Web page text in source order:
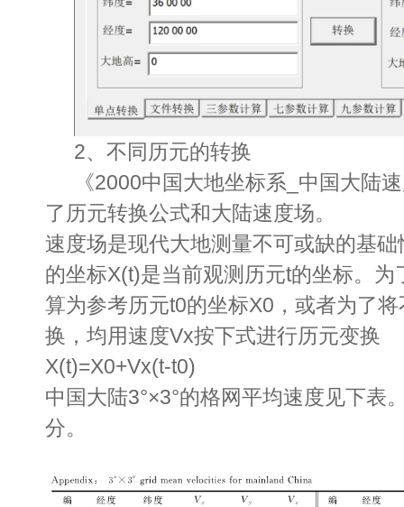
2、 不同历元的转换
《2000中国大地坐标系_中国大陆
了历元转换公式和大陆速度场。
速度场是现代大地测量不可或缺的基
的坐标X(t)是当前观测历元t的坐标。
算为参考历元t0的坐标X0，或者为了
换，均用速度Vx按下式进行历元变换
X(t)=X0+Vx(t-t0)
中国大陆3°×3°的格网平均速度见下表
分。